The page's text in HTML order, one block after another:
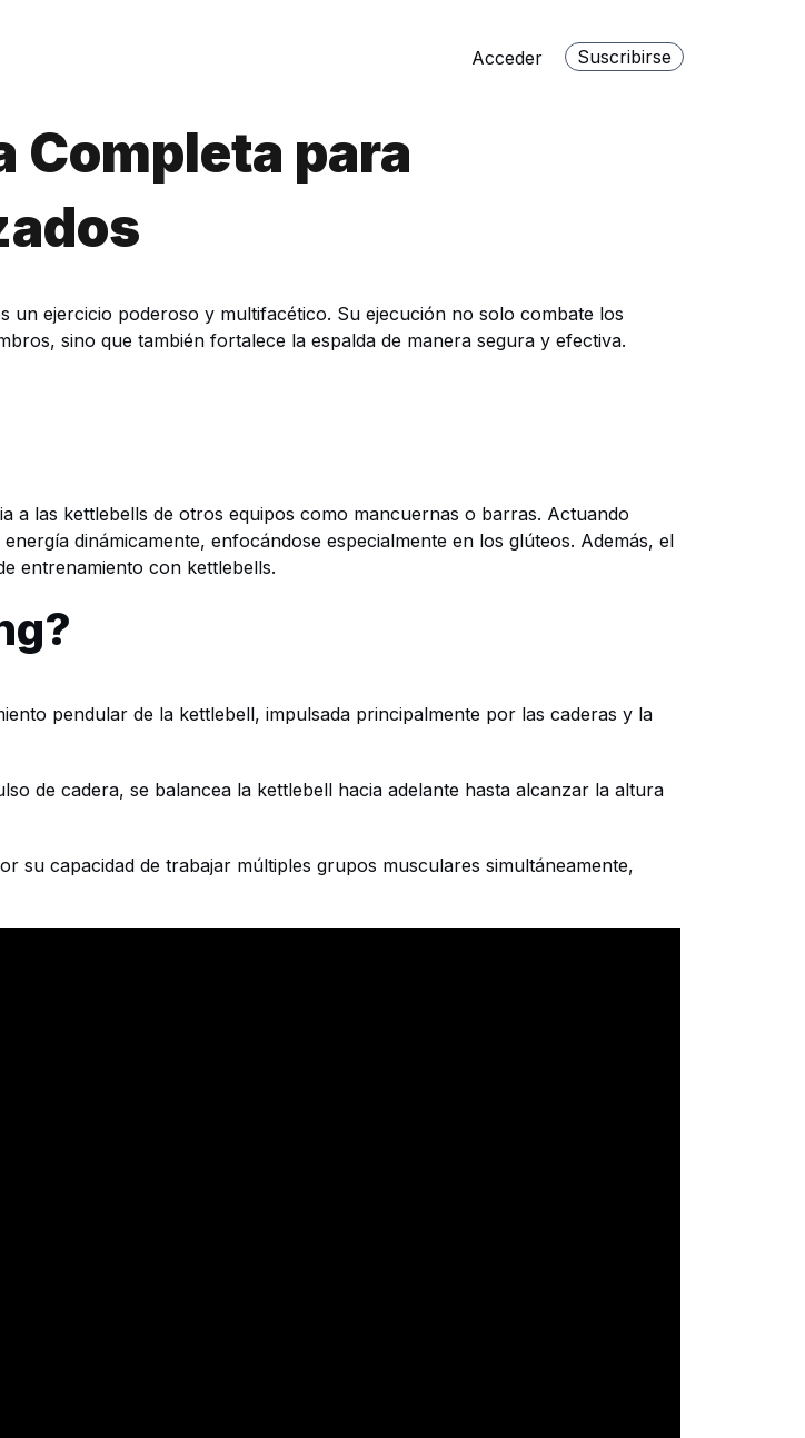
Acceder Suscribirse
Completa para
un ejercicio poderoso y multifacético. Su ejecución no solo combate los
sino que también fortalece la espalda de manera segura y efectiva.
a las kettlebells de otros equipos como mancuernas o barras. Actuando
dinámicamente, enfocándose especialmente en los glúteos. Además, el
entrenamiento con kettlebells.
pendular de la kettlebell, impulsada principalmente por las caderas y la
de cadera, se balancea la kettlebell hacia adelante hasta alcanzar la altura
su capacidad de trabajar múltiples grupos musculares simultáneamente,